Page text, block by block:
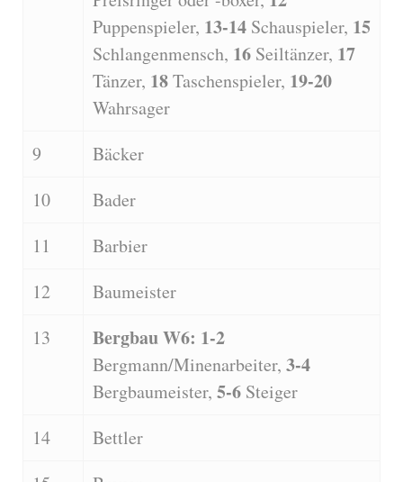
Puppenspieler, 13-14 Schauspieler, 15
Schlangenmensch, 16 Seiltänzer, 17
Tänzer, 18Taschenspieler, 19-20
Wahrsager
9
Bäcker
10
Bader
11
Barbier
12
Baumeister
13
Bergbau W6: 1-2
Bergmann/Minenarbeiter, 3-4
Bergbaumeister, 5-6 Steiger
14
Bettler